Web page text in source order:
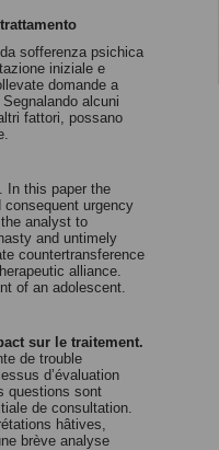
sofferenza psichica
iniziale e
domande a
alcuni
fattori, possano
. In this paper the
urgency
analyst to
and untimely
countertransference
alliance.
of an adolescent.
sur le traitement.
de trouble
d’évaluation
questions sont
de consultation.
hâtives,
brève analyse